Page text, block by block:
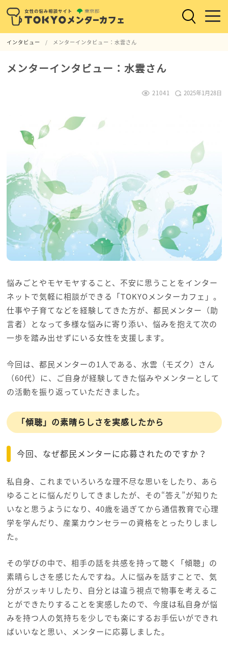
インタビュー メンターインタビュー：水雲さん
メンターインタビュー：水雲さん
21041 2025年1月28日
悩みごとやモヤモヤすること、不安に思うことをインター
ネットで気軽に相談ができる「TOKYOメンターカフェ」。
仕事や子育てなどを経験してきた方が、都民メンター（助
言者）となって多様な悩みに寄り添い、悩みを抱えて次の
一歩を踏み出せずにいる女性を支援します。
今回は、都民メンターの1人である、水雲（モズク）さん
（60代）に、ご自身が経験してきた悩みやメンターとして
の活動を振り返っていただきました。
「傾聴」の素晴らしさを実感したから
今回、なぜ都民メンターに応募されたのですか？
私自身、これまでいろいろな理不尽な思いをしたり、あら
ゆることに悩んだりしてきましたが、その“答え”が知りた
いなと思うようになり、40歳を過ぎてから通信教育で心理
学を学んだり、産業カウンセラーの資格をとったりしまし
た。
その学びの中で、相手の話を共感を持って聴く「傾聴」の
素晴らしさを感じたんですね。人に悩みを話すことで、気
分がスッキリしたり、自分とは違う視点で物事を考えるこ
とができたりすることを実感したので、今度は私自身が悩
みを持つ人の気持ちを少しでも楽にするお手伝いができれ
ばいいなと思い、メンターに応募しました。